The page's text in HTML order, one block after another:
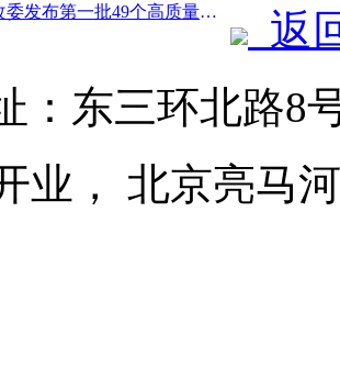
前一篇：发改委发布第一批49个高质量户外运动目的地名单
返
：东三环北路8
业， 北京亮